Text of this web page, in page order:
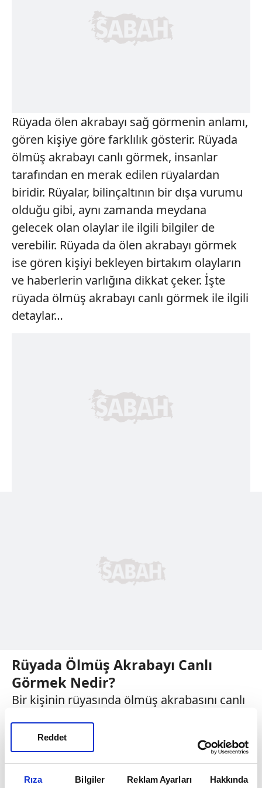
Rıza Bilgiler Reklam Ayarları Hakkında
Reddet
Rüyada ölen akrabayı sağ görmenin anlamı,
gören kişiye göre farklılık gösterir. Rüyada
ölmüş akrabayı canlı görmek, insanlar
tarafından en merak edilen rüyalardan
biridir. Rüyalar, bilinçaltının bir dışa vurumu
olduğu gibi, aynı zamanda meydana
gelecek olan olaylar ile ilgili bilgiler de
verebilir. Rüyada da ölen akrabayı görmek
ise gören kişiyi bekleyen birtakım olayların
ve haberlerin varlığına dikkat çeker. İşte
rüyada ölmüş akrabayı canlı görmek ile ilgili
detaylar…
Rüyada Ölmüş Akrabayı Canlı
Görmek Nedir?
Bir kişinin rüyasında ölmüş akrabasını canlı
yapmakta olduğu bir hatasının veya
günahının olduğuna, yanlış işlerin peşinde